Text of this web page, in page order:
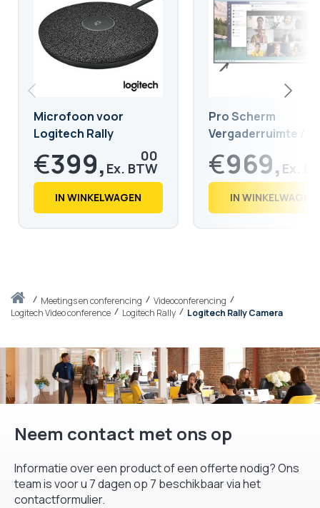
Thuismeetings en conferencing
Videoconferencing
Logitech Video conference
Logitech Rally Logitech Rally Camera
Microfoon voor
Logitech Rally
€399, 00
€ 482,
IN WINKELWAGEN
Pro Scherm
Vergaderruimte /
Videoconferentie
Samsung 75 inch
€969,
€ 1.172,
IN WINKELWAGEN
Neem contact met ons op
Informatie over een product of een offerte nodig? Ons
team is voor u 7 dagen op 7 beschikbaar via het
contactformulier.